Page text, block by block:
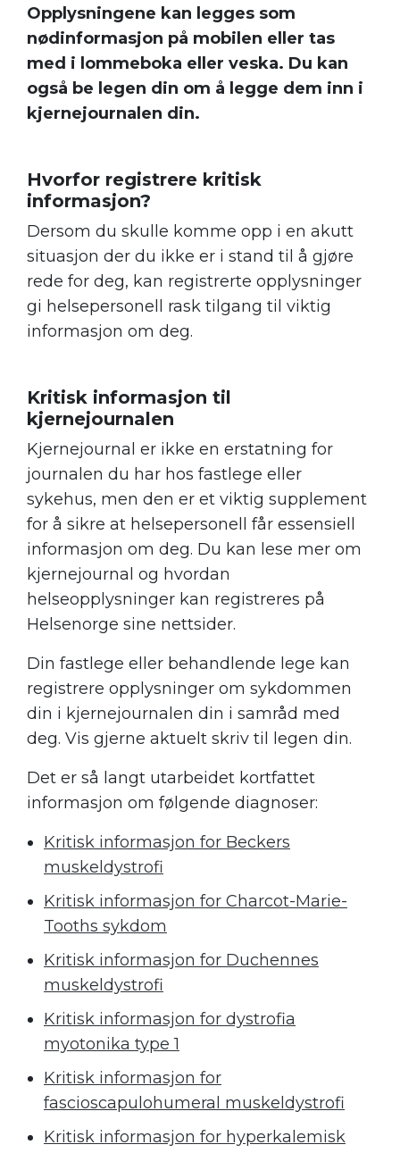
Opplysningene kan legges som
nødinformasjon på mobilen eller tas
med i lommeboka eller veska. Du kan
også be legen din om å legge dem inn i
kjernejournalen din.
Hvorfor registrere kritisk
informasjon?
Dersom du skulle komme opp i en akutt
situasjon der du ikke er i stand til å gjøre
rede for deg, kan registrerte opplysninger
gi helsepersonell rask tilgang til viktig
informasjon om deg.
Kritisk informasjon til
kjernejournalen
Kjernejournal er ikke en erstatning for
journalen du har hos fastlege eller
sykehus, men den er et viktig supplement
for å sikre at helsepersonell får essensiell
informasjon om deg. Du kan lese mer om
kjernejournal og hvordan
helseopplysninger kan registreres på
Helsenorge sine nettsider.
Din fastlege eller behandlende lege kan
registrere opplysninger om sykdommen
din i kjernejournalen din i samråd med
deg. Vis gjerne aktuelt skriv til legen din.
Det er så langt utarbeidet kortfattet
informasjon om følgende diagnoser:
Kritisk informasjon for Beckers
muskeldystrofi
Kritisk informasjon for Charcot-Marie-
Tooths sykdom
Kritisk informasjon for Duchennes
muskeldystrofi
Kritisk informasjon for dystrofia
myotonika type 1
Kritisk informasjon for
fascioscapulohumeral muskeldystrofi
Kritisk informasjon for hyperkalemisk